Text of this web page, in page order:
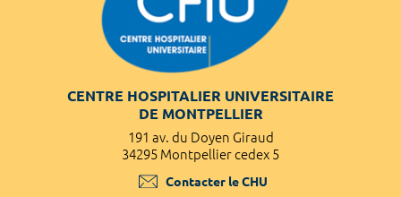
CENTRE HOSPITALIER UNIVERSITAIRE
DE MONTPELLIER
191 av. du Doyen Giraud
34295 Montpellier cedex 5
Contacter le CHU